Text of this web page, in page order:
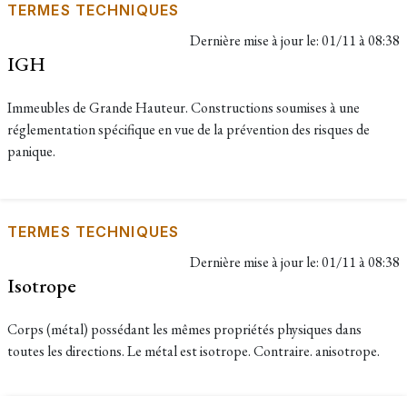
TERMES TECHNIQUES
Dernière mise à jour le:01/11 à 08:38
IGH
Immeubles de Grande Hauteur. Constructions soumises à une
réglementation spécifique en vue de la prévention des risques de
panique.
TERMES TECHNIQUES
Dernière mise à jour le:01/11 à 08:38
Isotrope
Corps (métal) possédant les mêmes propriétés physiques dans
toutes les directions. Le métal est isotrope. Contraire. anisotrope.